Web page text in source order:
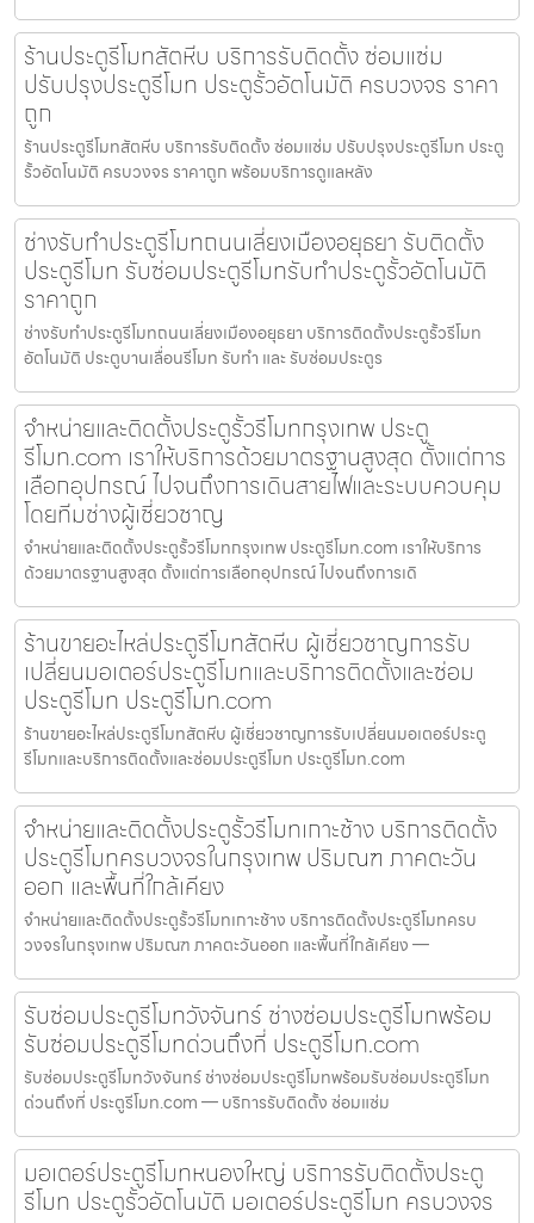
ร้านประตูรีโมทสัตหีบ บริการรับติดตั้ง ซ่อมแซ่ม
ปรับปรุงประตูรีโมท ประตูรั้วอัตโนมัติ ครบวงจร ราคา
ถูก
ร้านประตูรีโมทสัตหีบ บริการรับติดตั้ง ซ่อมแซ่ม ปรับปรุงประตูรีโมท ประตู
รั้วอัตโนมัติ ครบวงจร ราคาถูก พร้อมบริการดูแลหลัง
ช่างรับทำประตูรีโมทถนนเลี่ยงเมืองอยุธยา รับติดตั้ง
ประตูรีโมท รับซ่อมประตูรีโมทรับทำประตูรั้วอัตโนมัติ
ราคาถูก
ช่างรับทำประตูรีโมทถนนเลี่ยงเมืองอยุธยา บริการติดตั้งประตูรั้วรีโมท
อัตโนมัติ ประตูบานเลื่อนรีโมท รับทำ และ รับซ่อมประตูร
จำหน่ายและติดตั้งประตูรั้วรีโมทกรุงเทพ ประตู
รีโมท.com เราให้บริการด้วยมาตรฐานสูงสุด ตั้งแต่การ
เลือกอุปกรณ์ ไปจนถึงการเดินสายไฟและระบบควบคุม
โดยทีมช่างผู้เชี่ยวชาญ
จำหน่ายและติดตั้งประตูรั้วรีโมทกรุงเทพ ประตูรีโมท.com เราให้บริการ
ด้วยมาตรฐานสูงสุด ตั้งแต่การเลือกอุปกรณ์ ไปจนถึงการเดิ
ร้านขายอะไหล่ประตูรีโมทสัตหีบ ผู้เชี่ยวชาญการรับ
เปลี่ยนมอเตอร์ประตูรีโมทและบริการติดตั้งและซ่อม
ประตูรีโมท ประตูรีโมท.com
ร้านขายอะไหล่ประตูรีโมทสัตหีบ ผู้เชี่ยวชาญการรับเปลี่ยนมอเตอร์ประตู
รีโมทและบริการติดตั้งและซ่อมประตูรีโมท ประตูรีโมท.com
จำหน่ายและติดตั้งประตูรั้วรีโมทเกาะช้าง บริการติดตั้ง
ประตูรีโมทครบวงจรในกรุงเทพ ปริมณฑ ภาคตะวัน
ออก และพื้นที่ใกล้เคียง
จำหน่ายและติดตั้งประตูรั้วรีโมทเกาะช้าง บริการติดตั้งประตูรีโมทครบ
วงจรในกรุงเทพ ปริมณฑ ภาคตะวันออก และพื้นที่ใกล้เคียง —
รับซ่อมประตูรีโมทวังจันทร์ ช่างซ่อมประตูรีโมทพร้อม
รับซ่อมประตูรีโมทด่วนถึงที่ ประตูรีโมท.com
รับซ่อมประตูรีโมทวังจันทร์ ช่างซ่อมประตูรีโมทพร้อมรับซ่อมประตูรีโมท
ด่วนถึงที่ ประตูรีโมท.com — บริการรับติดตั้ง ซ่อมแซ่ม
มอเตอร์ประตูรีโมทหนองใหญ่ บริการรับติดตั้งประตู
รีโมท ประตูรั้วอัตโนมัติ มอเตอร์ประตูรีโมท ครบวงจร